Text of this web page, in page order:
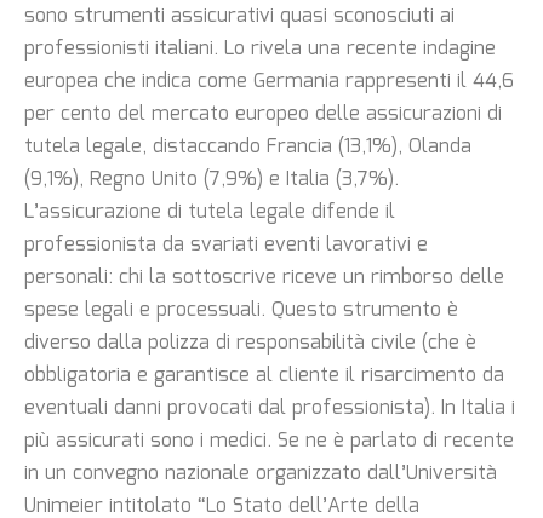
sono strumenti assicurativi quasi sconosciuti ai
professionisti italiani. Lo rivela una recente indagine
europea che indica come Germania rappresenti il 44,6
per cento del mercato europeo delle assicurazioni di
tutela legale, distaccando Francia (13,1%), Olanda
(9,1%), Regno Unito (7,9%) e Italia (3,7%).
L’assicurazione di tutela legale difende il
professionista da svariati eventi lavorativi e
personali: chi la sottoscrive riceve un rimborso delle
spese legali e processuali. Questo strumento è
diverso dalla polizza di responsabilità civile (che è
obbligatoria e garantisce al cliente il risarcimento da
eventuali danni provocati dal professionista). In Italia i
più assicurati sono i medici. Se ne è parlato di recente
in un convegno nazionale organizzato dall’Università
Unimeier intitolato “Lo Stato dell’Arte della